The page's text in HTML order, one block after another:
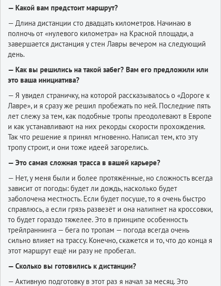
— Какой вам предстоит маршрут?
— Длина дистанции сто двадцать километров. Начинаю в
полночь от «нулевого километра» на Красной площади, а
завершается дистанция у стен Лавры вечером на следующий
день.
— Как вы решились на такой забег? Вам его предложили или
это ваша инициатива?
— Я увидел страничку, на которой рассказывалось о «Дороге к
Лавре», и я сразу же решил пробежать по ней. Последние пять
лет слежу за тем, как подобные тропы преодолевают в Европе
и как устанавливают на них рекорды скорости прохождения.
Так что решение я принял мгновенно. Написал тем, кто эту
тропу строит, и они тоже идеей загорелись.
— Это самая сложная трасса в вашей карьере?
— Нет, у меня были и более протяжённые, но сложность всегда
зависит от погоды: будет ли дождь, насколько будет
заболочена местность. Если будет посуше, то я очень быстро
справлюсь, а если грязь развезёт и она налипнет на кроссовки,
то будет гораздо тяжелее. Это в принципе особенность
трейлраннинга — бега по тропам — погода всегда очень
сильно влияет на трассу. Конечно, скажется и то, что до конца я
этот маршрут ещё ни разу не пробегал.
— Сколько вы готовились к дистанции?
— Активную подготовку в этот раз я начал за месяц. Это